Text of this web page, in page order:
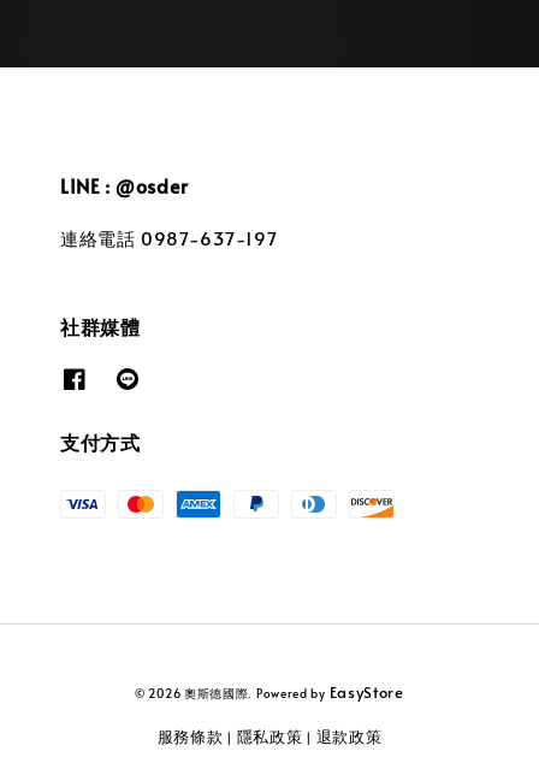
LINE : @osder
連絡電話 0987-637-197
社群媒體
支付方式
© 2026 奧斯德國際. Powered by EasyStore
服務條款 | 隱私政策 | 退款政策